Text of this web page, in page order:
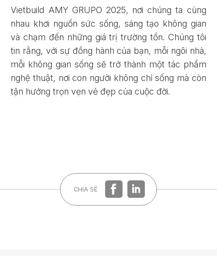
Vietbuild AMY GRUPO 2025, nơi chúng ta cùng
nhau khơi nguồn sức sống, sáng tạo không gian
và chạm đến những giá trị trường tồn. Chúng tôi
tin rằng, với sự đồng hành của bạn, mỗi ngôi nhà,
mỗi không gian sống sẽ trở thành một tác phẩm
nghệ thuật, nơi con người không chỉ sống mà còn
tận hưởng trọn vẹn vẻ đẹp của cuộc đời.
CHIA SẺ